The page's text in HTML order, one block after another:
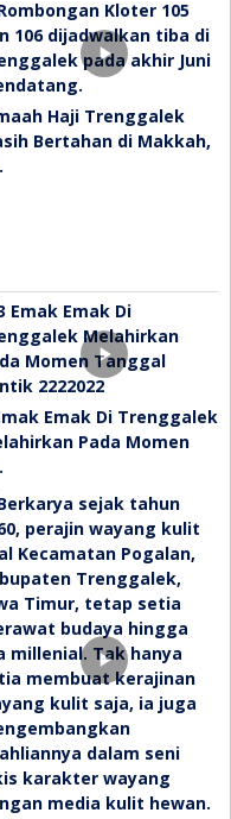
Haji Trenggalek
Bertahan di Makkah,
Emak Di Trenggalek
Pada Momen